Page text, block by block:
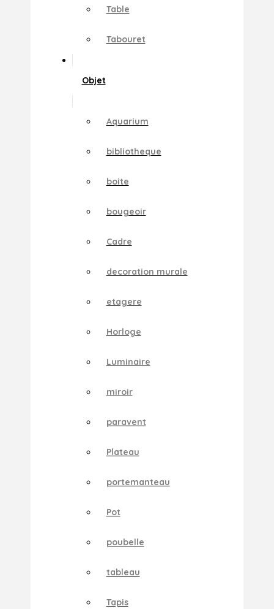
Table
Tabouret
Objet
Aquarium
bibliotheque
boite
bougeoir
Cadre
decoration murale
etagere
Horloge
Luminaire
miroir
paravent
Plateau
portemanteau
Pot
poubelle
tableau
Tapis